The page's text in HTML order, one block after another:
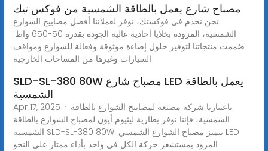
مصباح شارع يعمل بالطاقة الشمسية من فوكس تيك
نحن نخدم في فوكستك، نوفر لعملائنا أفضل مصابيح الشوارع
الشمسية، المزودة بخلايا أحادية عالية الجودة بقدرة 50-650 واط.
صُممت منتجاتنا لتوفير حلول إضاءة موثوقة وفعالة للشوارع ومواقف
السيارات وغيرها من المساحات الخارجية
SLD-SL-380 80W مصباح شارع LED يعمل بالطاقة
الشمسية
Apr 17, 2025 · باعتبارنا شركة مصنعة لمصابيح الشوارع بالطاقة
الشمسية، فإننا نوفر بطارية ليثيوم أيون لمصباح الشوارع بالطاقة
الشمسية SLD-SL-380 80W. يتميز مصباح الشوارع الشمسي LED
المزود بمستشعر حركة الكل في واحد بأداء ممتاز على النحو